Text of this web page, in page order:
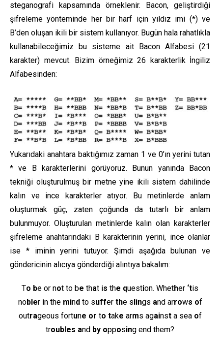
steganografi kapsamında örneklenir. Bacon, geliştirdiği
şifreleme yönteminde her bir harf için yıldız imi (*) ve
B’den oluşan ikili bir sistem kullanıyor. Bugün hala rahatlıkla
kullanabileceğimiz bu sisteme ait Bacon Alfabesi (21
karakter) mevcut. Bizim örneğimiz 26 karakterlik İngiliz
Alfabesinden:
Yukarıdaki anahtara baktığımız zaman 1 ve 0’ın yerini tutan
* ve B karakterlerini görüyoruz. Bunun yanında Bacon
tekniği oluşturulmuş bir metne yine ikili sistem dahilinde
kalın ve ince karakterler atıyor. Bu metinlerde anlam
oluşturmak güç, zaten çoğunda da tutarlı bir anlam
bulunmuyor. Oluşturulan metinlerde kalın olan karakterler
şifreleme anahtarındaki B karakterinin yerini, ince olanlar
ise * iminin yerini tutuyor. Şimdi aşağıda bulunan ve
göndericinin alıcıya gönderdiği alıntıya bakalım:
To be or not to be that is the question. Whether ‘tis
nobler in the mind to suffer the s lings and arrows of
outrageous fortune or to take arms againsta sea of
troub es and by opposing end them?